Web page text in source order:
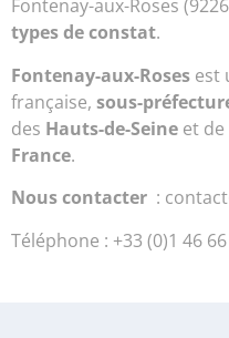
Fontenay-aux-Roses
types de constat.
Fontenay-aux-Roses est
française, sous-
des Hauts-de-Seine et de
France.
Nous contacter :
Téléphone : +33 (0)1 46